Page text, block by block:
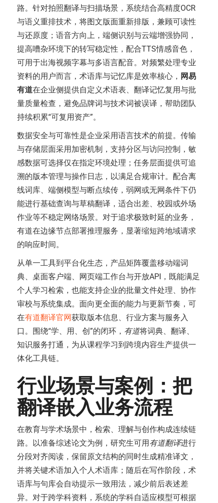
路。针对拍照翻译与扫描场景，系统结合高精度OCR
与语义重排技术，将图文版面重新排版，兼顾可读性
与还原度；语音方向上，端侧识别与云端增强协同，
提高嘈杂环境下的转写稳定性，配合TTS情感音色，
可用于出海视频字幕与多语言配音。对频繁处理专业
资料的用户而言，术语库与记忆库是效率核心， 网易
有道在企业侧提供自定义术语表、翻译记忆复用与批
量质量检查，避免品牌词与技术词被误译，帮助团队
持续积累“可复用资产”。
数据安全与可靠性是企业采用语言技术的前提。传输
与存储层面采用加密机制，支持分区与访问控制，敏
感数据可选择仅在指定环境处理；任务层面提供可追
溯的版本管理与操作日志，以满足合规审计。配合离
线词库、端侧模型与断点续传，弱网或无网条件下仍
能进行基础查询与草稿翻译，适合出差、校园或外场
作业等不稳定网络场景。对于追求极致时延的业务，
有道在边缘节点部署推理服务，显著缩短跨地域请求
的响应时间。
从单一工具到平台化生态，产品矩阵覆盖移动端词
典、桌面客户端、网页端工作台与开放API，既能满足
个人学习检索，也能支持企业的批量文件处理、协作
审校与系统集成。面向更全面的能力与更新节奏，可
在有道翻译官网获取版本信息、行业方案与服务入
口。围绕“学、用、创”的闭环， 有道将词典、翻译、
知识服务打通，为从课程学习到跨境内容生产提供一
体化工具链。
行业场景与案例：把
翻译嵌入业务流程
在教育与学术场景中，检索、理解与创作构成连续链
路。以准备综述论文为例，研究生可用有道翻译进行
分段对齐阅读，保留原文结构的同时生成精准译文，
并将关键术语加入个人术语库；随后在写作阶段，术
语库与句库会自动提示一致用法，减少前后表述差
异。对于跨学科资料，系统的学科自适应模型可根据